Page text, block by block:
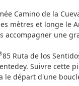
Camino de la
mètres et longe le
accompagner une
85 Ruta de los
Suivre cette
le départ d'une